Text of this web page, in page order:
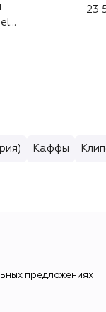
23
Каффы
предложениях